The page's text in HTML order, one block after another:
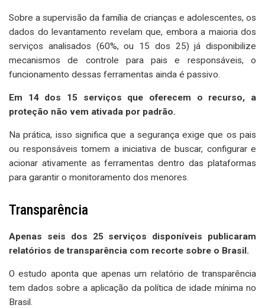
Sobre a supervisão da família de crianças e adolescentes, os
dados do levantamento revelam que, embora a maioria dos
serviços analisados (60%, ou 15 dos 25) já disponibilize
mecanismos de controle para pais e responsáveis, o
funcionamento dessas ferramentas ainda é passivo.
Em 14 dos 15 serviços que oferecem o recurso, a
proteção não vem ativada por padrão.
Na prática, isso significa que a segurança exige que os pais
ou responsáveis tomem a iniciativa de buscar, configurar e
acionar ativamente as ferramentas dentro das plataformas
para garantir o monitoramento dos menores.
Transparência
Apenas seis dos 25 serviços disponíveis publicaram
relatórios de transparência com recorte sobre o Brasil.
O estudo aponta que apenas um relatório de transparência
tem dados sobre a aplicação da política de idade mínima no
Brasil.